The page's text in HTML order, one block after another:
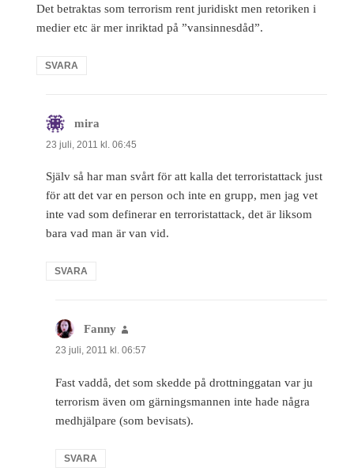
Det betraktas som terrorism rent juridiskt men retoriken i
medier etc är mer inriktad på ”vansinnesdåd”.
SVARA
mira
23 juli, 2011 kl. 06:45
Själv så har man svårt för att kalla det terroristattack just
för att det var en person och inte en grupp, men jag vet
inte vad som definerar en terroristattack, det är liksom
bara vad man är van vid.
SVARA
Fanny
23 juli, 2011 kl. 06:57
Fast vaddå, det som skedde på drottninggatan var ju
terrorism även om gärningsmannen inte hade några
medhjälpare (som bevisats).
SVARA